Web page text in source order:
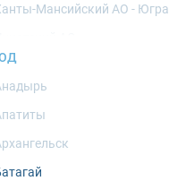
Мансийский АО - Югра
Ямало-Ненецкий АО